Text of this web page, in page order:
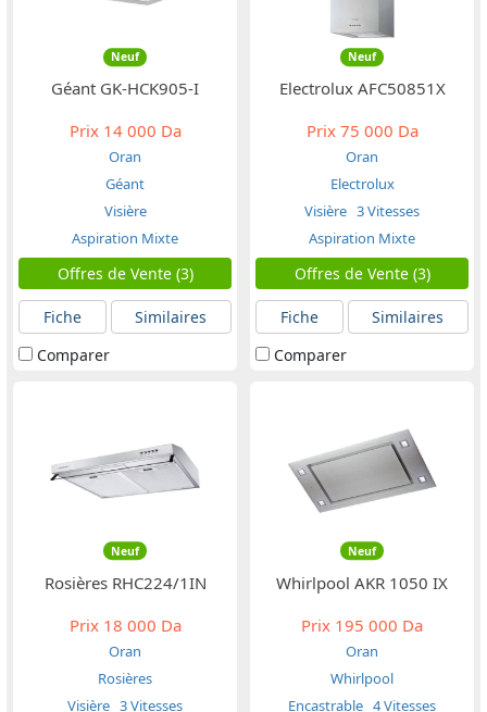
Neuf
Géant GK-HCK905-I
Prix14 000 Da
Oran
Géant
Visière
Aspiration Mixte
Offres de Vente (3)
Fiche
Similaires
Comparer
Neuf
Electrolux AFC50851X
Prix75 000 Da
Oran
Electrolux
Visière 3 Vitesses
Aspiration Mixte
Offres de Vente (3)
Fiche
Similaires
Comparer
Neuf
Rosières RHC224/1IN
Prix18 000 Da
Oran
Rosières
Visière 3 Vitesses
Neuf
Whirlpool AKR 1050 IX
Prix 195 000 Da
Oran
Whirlpool
Encastrable 4 Vitesses